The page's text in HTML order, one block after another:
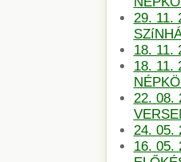
29. 11.
18. 11.
18. 11.
22. 08.
24. 05.
16. 05.